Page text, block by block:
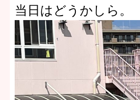
当日はどうかしら。